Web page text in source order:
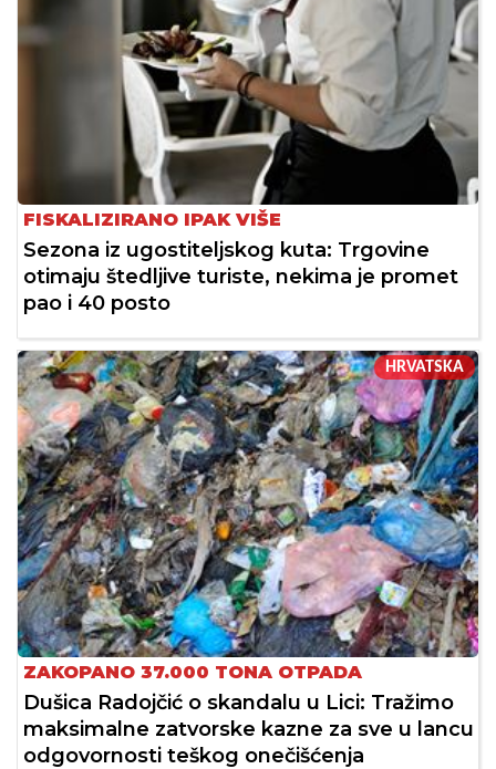
FISKALIZIRANO IPAK VIŠE
Sezona iz ugostiteljskog kuta: Trgovine
otimaju štedljive turiste, nekima je promet
pao i 40 posto
HRVATSKA
ZAKOPANO 37.000 TONA OTPADA
Dušica Radojčić o skandalu u Lici: Tražimo
maksimalne zatvorske kazne za sve u lancu
odgovornosti teškog onečišćenja